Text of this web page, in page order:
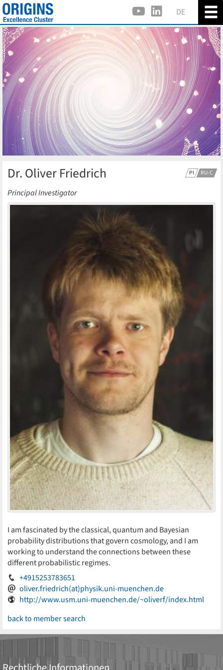
DE
PI RU-C
Dr. Oliver Friedrich
Principal Investigator
I am fascinated by the classical, quantum and Bayesian
probability distributions that govern cosmology, and I am
working to understand the connections between these
different probabilistic regimes.
+4915253783651
oliver.friedrich(at)physik.uni-muenchen.de
http://www.usm.uni-muenchen.de/~oliverf/index.html
back to member search